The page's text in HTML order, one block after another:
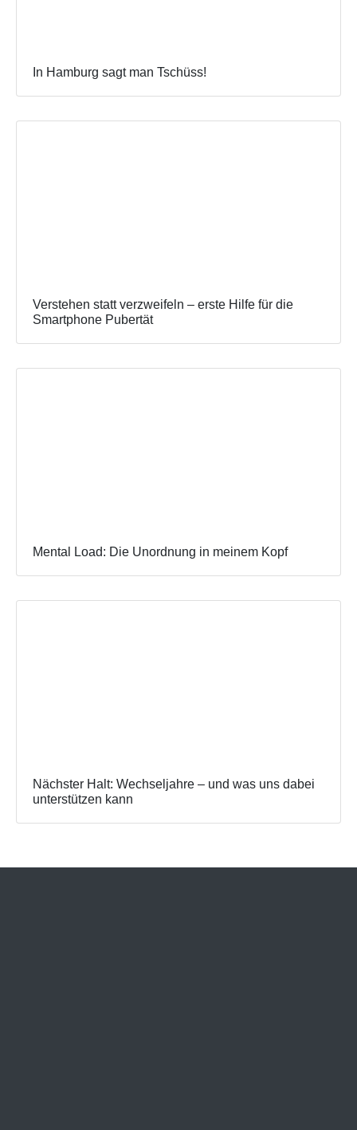
In Hamburg sagt man Tschüss!
Verstehen statt verzweifeln – erste Hilfe für die
Smartphone Pubertät
Mental Load: Die Unordnung in meinem Kopf
Nächster Halt: Wechseljahre – und was uns dabei
unterstützen kann